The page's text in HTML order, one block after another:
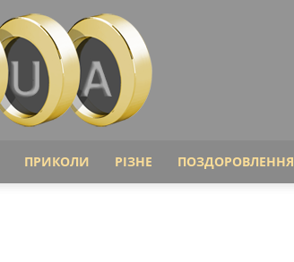
ПРИКОЛИ РІЗНЕ ПОЗДОРОВЛЕННЯ